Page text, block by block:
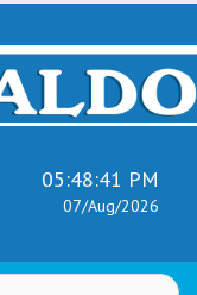
05:48:42 PM
07/Aug/2026